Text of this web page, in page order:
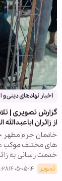
اخبار نهادهای دینی
گزارش تصویری |
از زائران اباعبدالله
خادمان حرم مطهر
خدمت رسانی به
تصویر ۱۴۰۵-۰۵-۱۴ ۱۵:۲۸